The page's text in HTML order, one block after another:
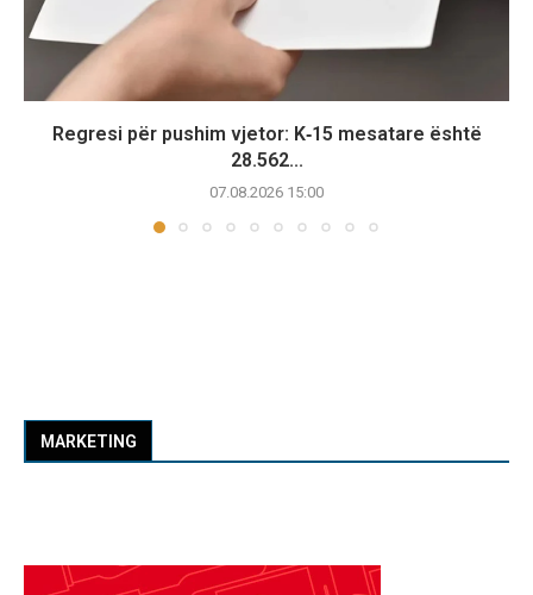
Regresi për pushim vjetor: K‑15 mesatare është
28.562...
07.08.2026 15:00
MARKETING